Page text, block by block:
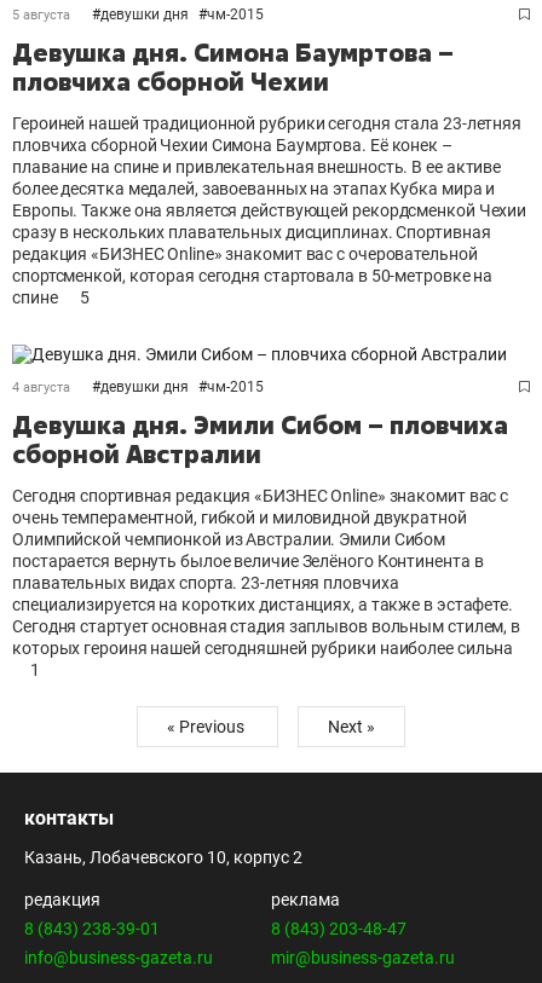
5 августа #девушки дня #чм-2015
Девушка дня. Симона Баумртова –
пловчиха сборной Чехии
Героиней нашей традиционной рубрики сегодня стала 23-летняя
пловчиха сборной Чехии Симона Баумртова. Её конек –
плавание на спине и привлекательная внешность. В ее активе
более десятка медалей, завоеванных на этапах Кубка мира и
Европы. Также она является действующей рекордсменкой Чехии
сразу в нескольких плавательных дисциплинах. Спортивная
редакция «БИЗНЕС Online» знакомит вас с очеровательной
спортсменкой, которая сегодня стартовала в 50-метровке на
спине
5
4 августа #девушки дня #чм-2015
Девушка дня. Эмили Сибом – пловчиха
сборной Австралии
Сегодня спортивная редакция «БИЗНЕС Online» знакомит вас с
очень темпераментной, гибкой и миловидной двукратной
Олимпийской чемпионкой из Австралии. Эмили Сибом
постарается вернуть былое величие Зелёного Континента в
плавательных видах спорта. 23-летняя пловчиха
специализируется на коротких дистанциях, а также в эстафете.
Сегодня стартует основная стадия заплывов вольным стилем, в
которых героиня нашей сегодняшней рубрики наиболее сильна
1
« Previous Next »
контакты
Казань, Лобачевского 10, корпус 2
редакция
8 (843) 238-39-01
info@business-gazeta.ru
реклама
8 (843) 203-48-47
mir@business-gazeta.ru